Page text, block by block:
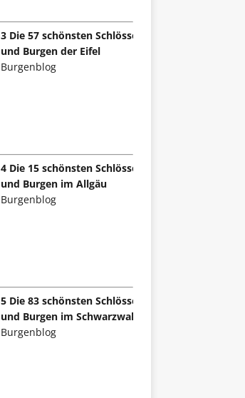
3 Die 57 schönsten Schlösser
und Burgen der Eifel
Burgenblog
4 Die 15 schönsten Schlösser
und Burgen im Allgäu
Burgenblog
5 Die 83 schönsten Schlösser
und Burgen im Schwarzwald
Burgenblog